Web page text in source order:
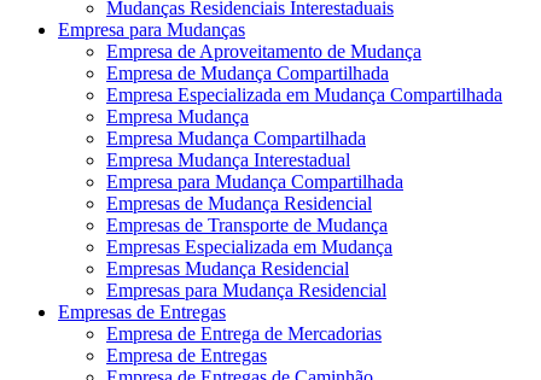
Mudanças Residenciais Interestaduais
Empresa para Mudanças
Empresa de Aproveitamento de Mudança
Empresa de Mudança Compartilhada
Empresa Especializada em Mudança Compartilhada
Empresa Mudança
Empresa Mudança Compartilhada
Empresa Mudança Interestadual
Empresa para Mudança Compartilhada
Empresas de Mudança Residencial
Empresas de Transporte de Mudança
Empresas Especializada em Mudança
Empresas Mudança Residencial
Empresas para Mudança Residencial
Empresas de Entregas
Empresa de Entrega de Mercadorias
Empresa de Entregas